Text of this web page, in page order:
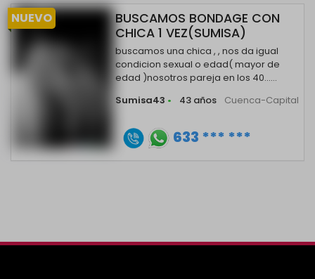
NUEVO
BUSCAMOS BONDAGE CON
CHICA 1 VEZ(SUMISA)
buscamos una chica , , nos da igual
condicion sexual o edad( mayor de
edad )nosotros pareja en los 40......
Sumisa43 • 43 años Cuenca-Capital
633 *** ***